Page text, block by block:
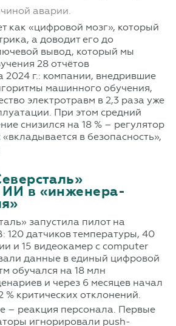
аварии.
как «цифровой мозг», который
а доводит его до
вывод, который мы
28 отчётов
2024 г.: компании, внедрившие
машинного обучения,
электротравм в 2,3 раза уже
При этом средний
снизился на 18 % – регулятор
«вкладывается в безопасность»,
ИИ в «инженера-
запустила пилот на
120 датчиков температуры, 40
и 15 видеокамер с computer
данные в единый цифровой
обучался на 18 млн
и через 6 месяцев начал
% критических отклонений.
– реакция персонала. Первые
игнорировали push-